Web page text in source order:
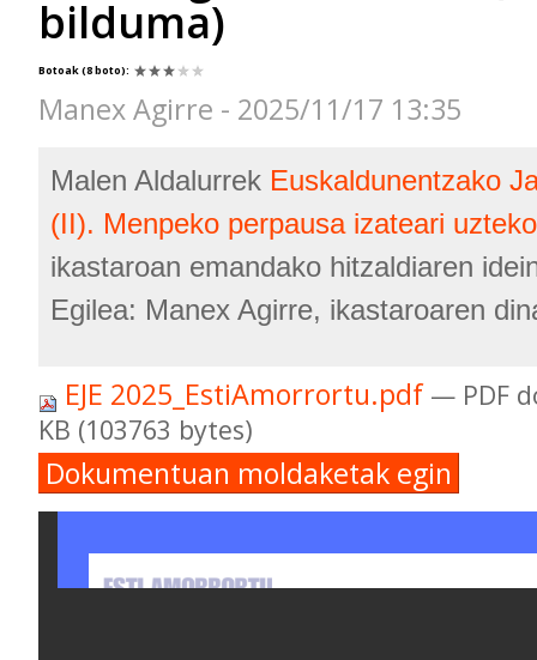
bilduma)
Botoak(8 boto):
Manex Agirre - 2025/11/17 13:35
Malen Aldalurrek Euskaldunentzako
(II). Menpeko perpausa izateari
ikastaroan emandako hitzaldiaren
Egilea: Manex Agirre, ikastaroaren
EJE 2025_EstiAmorrortu.pdf — PDF
KB (103763 bytes)
Dokumentuan moldaketak egin